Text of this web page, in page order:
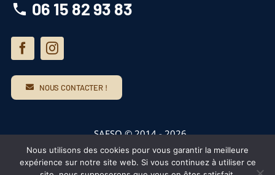
06 15 82 93 83
NOUS CONTACTER !
SAFSO © 2014 -2026
Aménageur lotisseur, terrains à bâtir (33, 40)
Mentions Légales
| Politique de Confidentialité
Nous utilisons des cookies pour vous garantir la meilleure
expérience sur notre site web. Si vous continuez à utiliser ce